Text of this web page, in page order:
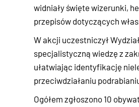
widniały święte wizerunki,
przepisów dotyczących
W akcji uczestniczył
specjalistyczną wiedzę z
ułatwiając identyfikację
przeciwdziałaniu
Ogółem zgłoszono 10